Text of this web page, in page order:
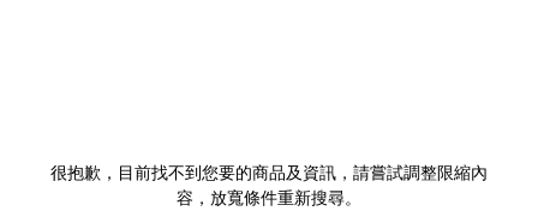
很抱歉，目前找不到您要的商品及資訊，請嘗試調整限縮內
容，放寬條件重新搜尋。